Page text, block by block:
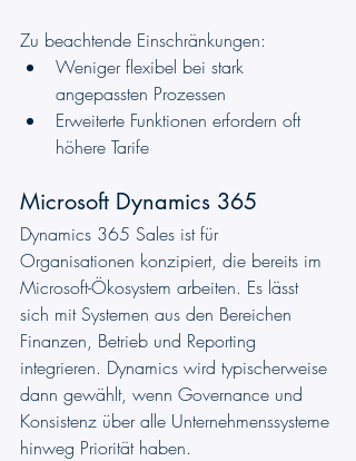
Zu beachtende Einschränkungen:
Weniger flexibel bei stark
angepassten Prozessen
Erweiterte Funktionen erfordern oft
höhere Tarife
Microsoft Dynamics 365
Dynamics 365 Sales ist für
Organisationen konzipiert, die bereits im
Microsoft-Ökosystem arbeiten. Es lässt
sich mit Systemen aus den Bereichen
Finanzen, Betrieb und Reporting
integrieren. Dynamics wird typischerweise
dann gewählt, wenn Governance und
Konsistenz über alle Unternehmenssysteme
hinweg Priorität haben.